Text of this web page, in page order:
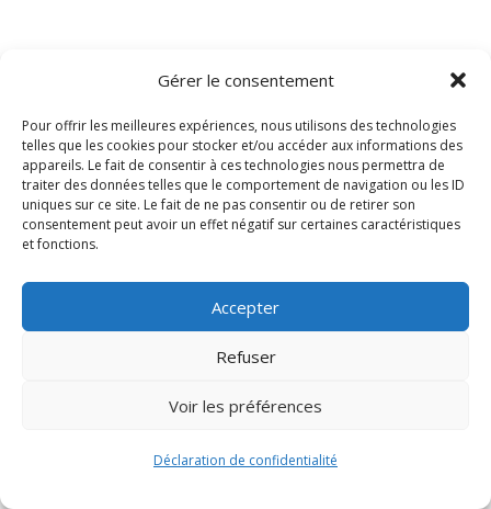
Gérer le consentement
Pour offrir les meilleures expériences, nous utilisons des technologies
telles que les cookies pour stocker et/ou accéder aux informations des
appareils. Le fait de consentir à ces technologies nous permettra de
traiter des données telles que le comportement de navigation ou les ID
uniques sur ce site. Le fait de ne pas consentir ou de retirer son
consentement peut avoir un effet négatif sur certaines caractéristiques
et fonctions.
Accepter
Refuser
Voir les préférences
Déclaration de confidentialité
Signify-Child By Club Photo IUT Vannes @2024